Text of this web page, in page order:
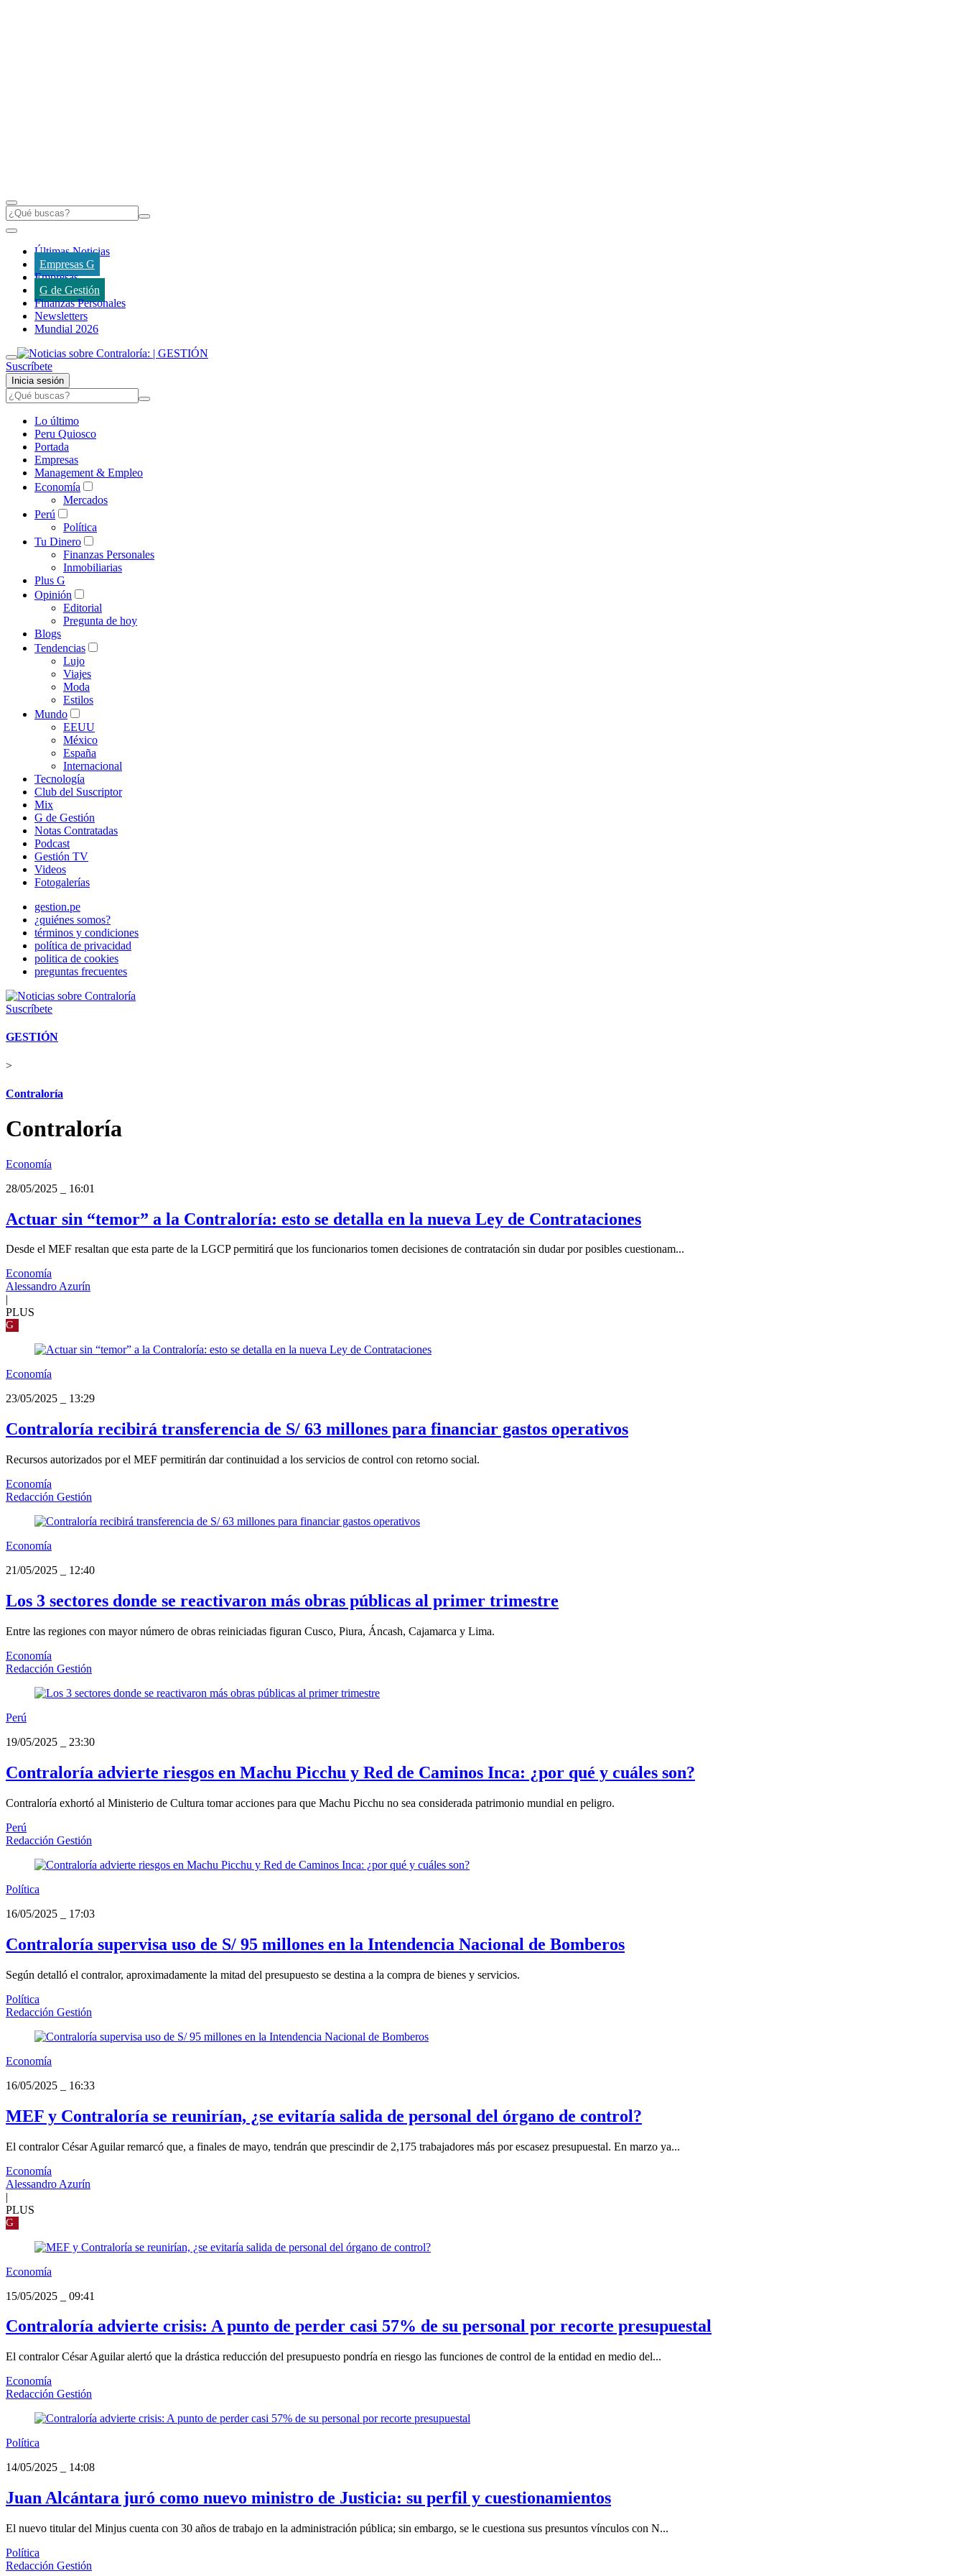
Últimas Noticias
Empresas G
Empresas
G de Gestión
Finanzas Personales
Newsletters
Mundial 2026
Suscríbete
Inicia sesión
Lo último
Peru Quiosco
Portada
Empresas
Management & Empleo
Economía
Mercados
Perú
Política
Tu Dinero
Finanzas Personales
Inmobiliarias
Plus G
Opinión
Editorial
Pregunta de hoy
Blogs
Tendencias
Lujo
Viajes
Moda
Estilos
Mundo
EEUU
México
España
Internacional
Tecnología
Club del Suscriptor
Mix
G de Gestión
Notas Contratadas
Podcast
Gestión TV
Videos
Fotogalerías
gestion.pe
¿quiénes somos?
términos y condiciones
política de privacidad
politica de cookies
preguntas frecuentes
Suscríbete
GESTIÓN
>
Contraloría
Contraloría
Economía
28/05/2025
16:01
Actuar sin “temor” a la Contraloría: esto se detalla en la nueva Ley de Contrataciones
Desde el MEF resaltan que esta parte de la LGCP permitirá que los funcionarios tomen decisiones de contratación sin dudar por posibles cuestionam...
Economía
Alessandro Azurín
PLUS
G
Economía
23/05/2025
13:29
Contraloría recibirá transferencia de S/ 63 millones para financiar gastos operativos
Recursos autorizados por el MEF permitirán dar continuidad a los servicios de control con retorno social.
Economía
Redacción Gestión
Economía
21/05/2025
12:40
Los 3 sectores donde se reactivaron más obras públicas al primer trimestre
Entre las regiones con mayor número de obras reiniciadas figuran Cusco, Piura, Áncash, Cajamarca y Lima.
Economía
Redacción Gestión
Perú
19/05/2025
23:30
Contraloría advierte riesgos en Machu Picchu y Red de Caminos Inca: ¿por qué y cuáles son?
Contraloría exhortó al Ministerio de Cultura tomar acciones para que Machu Picchu no sea considerada patrimonio mundial en peligro.
Perú
Redacción Gestión
Política
16/05/2025
17:03
Contraloría supervisa uso de S/ 95 millones en la Intendencia Nacional de Bomberos
Según detalló el contralor, aproximadamente la mitad del presupuesto se destina a la compra de bienes y servicios.
Política
Redacción Gestión
Economía
16/05/2025
16:33
MEF y Contraloría se reunirían, ¿se evitaría salida de personal del órgano de control?
El contralor César Aguilar remarcó que, a finales de mayo, tendrán que prescindir de 2,175 trabajadores más por escasez presupuestal. En marzo ya...
Economía
Alessandro Azurín
|
PLUS
G
Economía
15/05/2025
09:41
Contraloría advierte crisis: A punto de perder casi 57% de su personal por recorte presupuestal
El contralor César Aguilar alertó que la drástica reducción del presupuesto pondría en riesgo las funciones de control de la entidad en medio del...
Economía
Redacción Gestión
Política
14/05/2025
14:08
Juan Alcántara juró como nuevo ministro de Justicia: su perfil y cuestionamientos
El nuevo titular del Minjus cuenta con 30 años de trabajo en la administración pública; sin embargo, se le cuestiona sus presuntos vínculos con N...
Política
Redacción Gestión